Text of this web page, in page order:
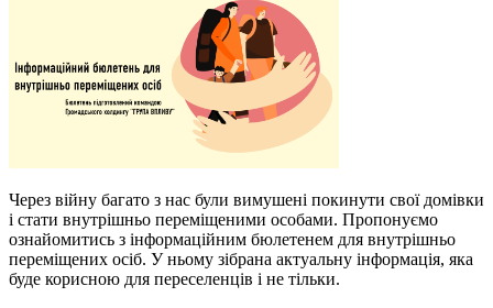
Через війну багато з нас були вимушені покинути свої домівки
і стати внутрішньо переміщеними особами. Пропонуємо
ознайомитись з інформаційним бюлетенем для внутрішньо
переміщених осіб. У ньому зібрана актуальну інформація, яка
буде корисною для переселенців і не тільки.